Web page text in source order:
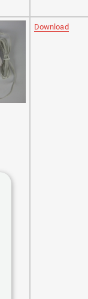
Download